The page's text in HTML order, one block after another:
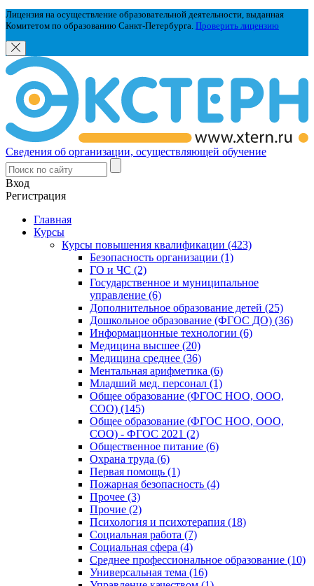
Лицензия на осуществление образовательной деятельности, выданная
Комитетом по образованию Санкт-Петербурга. Проверить лицензию
Сведения об организации, осуществляющей обучение
Вход
Регистрация
Главная
Курсы
Курсы повышения квалификации (423)
Безопасность организации (1)
ГО и ЧС (2)
Государственное и муниципальное
управление (6)
Дополнительное образование детей (25)
Дошкольное образование (ФГОС ДО) (36)
Информационные технологии (6)
Медицина высшее (20)
Медицина среднее (36)
Ментальная арифметика (6)
Младший мед. персонал (1)
Общее образование (ФГОС НОО, ООО,
СОО) (145)
Общее образование (ФГОС НОО, ООО,
СОО) - ФГОС 2021 (2)
Общественное питание (6)
Охрана труда (6)
Первая помощь (1)
Пожарная безопасность (4)
Прочее (3)
Прочие (2)
Психология и психотерапия (18)
Социальная работа (7)
Социальная сфера (4)
Среднее профессиональное образование (10)
Универсальная тема (16)